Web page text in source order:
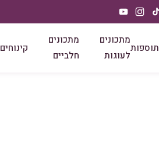
תוספות
מתכונים
לעוגות
מתכונים
חלביים
קינוחים